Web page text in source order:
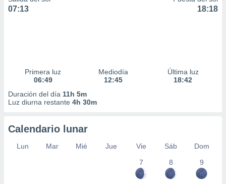
07:13 18:18
Primera luz
06:49
Mediodía
12:45
Última luz
18:42
Duración del día 11h 5m
Luz diurna restante 4h 30m
Calendario lunar
Lun Mar Mié Jue Vie Sáb
Dom
7
8 9